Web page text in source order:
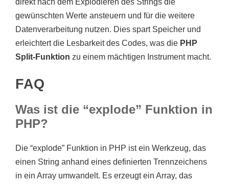
gewünschten Werte ansteuern und für die weitere
Datenverarbeitung nutzen. Dies spart Speicher und
erleichtert die Lesbarkeit des Codes, was die PHP
Split-Funktion zu einem mächtigen Instrument macht.
FAQ
Was ist die “explode” Funktion in
PHP?
Die “explode” Funktion in PHP ist ein Werkzeug, das
einen String anhand eines definierten Trennzeichens
in ein Array umwandelt. Es erzeugt ein Array, das